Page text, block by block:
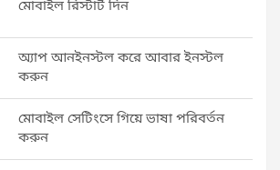
মোবাইল রিস্টার্ট দিন
অ্যাপ আনইনস্টল করে আবার ইনস্টল
করুন
মোবাইল সেটিংসে গিয়ে ভাষা পরিবর্তন
করুন